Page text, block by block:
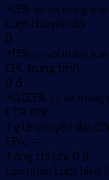
+0% so với tháng
Lượt chuyển đổi
0
+0% so với tháng
CPC trung bình
0 đ
+0,00% so với tháng
CTR: 0%
Tỷ lệ chuyển đổi:
CPA: --
Tổng chi phí: 0 đ
Lần nhấp Lượt hiển